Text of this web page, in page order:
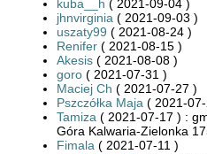
kuba__h ( 2021-09-04 )
jhnvirginia ( 2021-09-03 )
uszaty99 ( 2021-08-24 )
Renifer ( 2021-08-15 )
Akesis ( 2021-08-08 )
goro ( 2021-07-31 )
Maciej Ch ( 2021-07-27 )
Pszczółka Maja ( 2021-
Tamiza ( 2021-07-17 ) :
Góra Kalwaria-Zielonka
Fimala ( 2021-07-11 )